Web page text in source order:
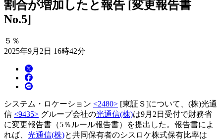
割合が増加したと報告 [変更報告書
No.5]
５％
2025年9月2日 16時42分
システム・ロケーション <2480> [東証Ｓ]について、(株)光通
信 <9435> グループ会社の光通信(株)は9月2日受付で財務省
に変更報告書（5％ルール報告書）を提出した。報告書によ
れば、 光通信(株)と共同保有者のシスロケ株式保有比率は